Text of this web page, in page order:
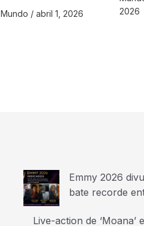
Mundo / abril 1, 2026
2026
Emmy 2026
bate recorde
Live-action de